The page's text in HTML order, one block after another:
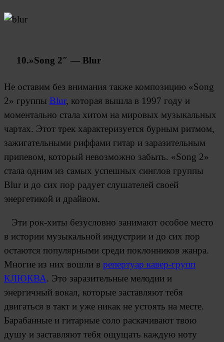
10.»Song 2″ — Blur
Не оставим без внимания также композицию «Song
2» группы Blur, которая вышла в 1997 году и
моментально стала хитом на мировых музыкальных
чартах. Этот трек характеризуется бурным ритмом,
зажигательными риффами гитар и заразительным
припевом, который невозможно забыть. «Song 2»
стала одним из самых успешных синглов группы
Blur и до сих пор радует слушателей своей
энергетикой и драйвом.
Эти рок-хиты безусловно занимают особое место
в истории музыкальной индустрии и до сих пор
остаются популярными среди поклонников жанра.
Многие из них вошли в репертуар кавер-групп
КЛЮКВА. Это заразительные мелодии и
энергичный вокал, которые заставляют тебя
двигаться в такт и уже никак не устоять на месте.
Барабанные и гитарные соло раскачивают твою
душу и заставляют тебя ощущать каждую ноту